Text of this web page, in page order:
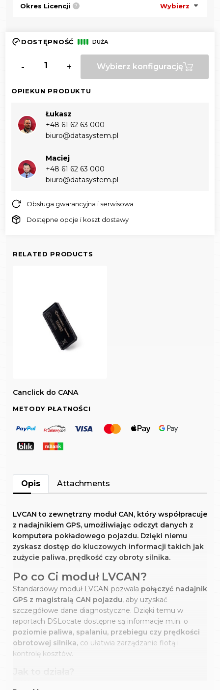
Okres Licencji ? Wybierz
DOSTĘPNOŚĆ DUŻA
- + Wybierz konfigurację
OPIEKUN PRODUKTU
Łukasz
+48 61 62 63 000‬
biuro@datasystem.pl
Maciej
+48 61 62 63 000‬
biuro@datasystem.pl
Obsługa gwarancyjna i serwisowa
Dostępne opcje i koszt dostawy
RELATED PRODUCTS
Canclick do CANA
METODY PŁATNOŚCI
Opis Attachments
LVCAN to zewnętrzny moduł CAN, który współpracuje
z nadajnikiem GPS, umożliwiając odczyt danych z
komputera pokładowego pojazdu. Dzięki niemu
zyskasz dostęp do kluczowych informacji takich jak
zużycie paliwa, prędkość czy obroty silnika.
Po co Ci moduł LVCAN?
Standardowy moduł LVCAN pozwala połączyć nadajnik
GPS z magistralą CAN pojazdu, aby uzyskać
szczegółowe dane diagnostyczne. Dzięki temu w
raportach DSLocate dostępne są informacje m.in. o
poziomie paliwa, spalaniu, przebiegu czy prędkości
obrotowej silnika, co ułatwia zarządzanie flotą i
kontrolę kosztów.